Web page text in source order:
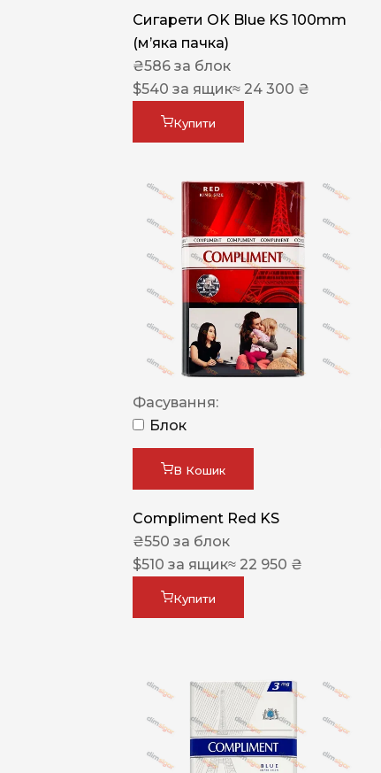
Сигарети OK Blue KS 100mm
(м’яка пачка)
₴586 за блок
$540 за ящик≈ 24 300 ₴
Купити
Фасування:
Блок
В Кошик
Compliment Red KS
₴550 за блок
$510 за ящик≈ 22 950 ₴
Купити